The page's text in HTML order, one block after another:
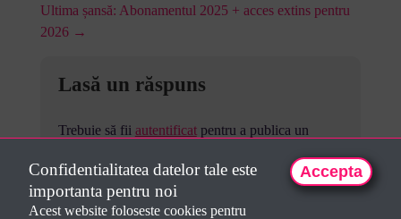
Ultima șansă: Abonamentul 2025 + acces extins pentru
2026 →
Lasă un răspuns
Trebuie să fii autentificatpentru a publica un
Confidentialitatea datelor tale este
importanta pentru noi
Acest website foloseste cookies pentru
Accepta